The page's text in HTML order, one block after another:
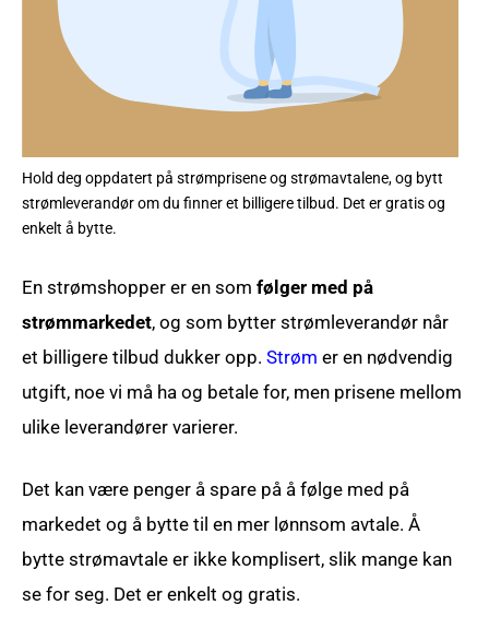
Hold deg oppdatert på strømprisene og strømavtalene, og bytt
strømleverandør om du finner et billigere tilbud. Det er gratis og
enkelt å bytte.
En strømshopper er en somfølger med på
strømmarkedet, og som bytter strømleverandør når
et billigere tilbud dukker opp.Strøm er en nødvendig
utgift, noe vi må ha og betale for, men prisene mellom
ulike leverandører varierer.
Det kan være penger å spare på å følge med på
markedet og å bytte til en mer lønnsom avtale. Å
bytte strømavtale er ikke komplisert, slik mange kan
se for seg. Det er enkelt og gratis.